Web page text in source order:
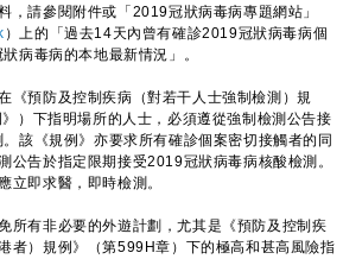
，請參閱附件或「2019冠狀病毒病專題網站」
）上的「過去14天內曾有確診2019冠狀病毒病個
病毒病的本地最新情況」。
預防及控制疾病（對若干人士強制檢測）規
）下指明場所的人士，必須遵從強制檢測公告接
該《規例》亦要求所有確診個案密切接觸者的同
公告於指定限期接受2019冠狀病毒病核酸檢測。
立即求醫，即時檢測。
有非必要的外遊計劃，尤其是《預防及控制疾
者）規例》（第599H章）下的極高和甚高風險指